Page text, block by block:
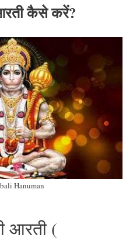
कैसे करें?
Hanuman
आरती (